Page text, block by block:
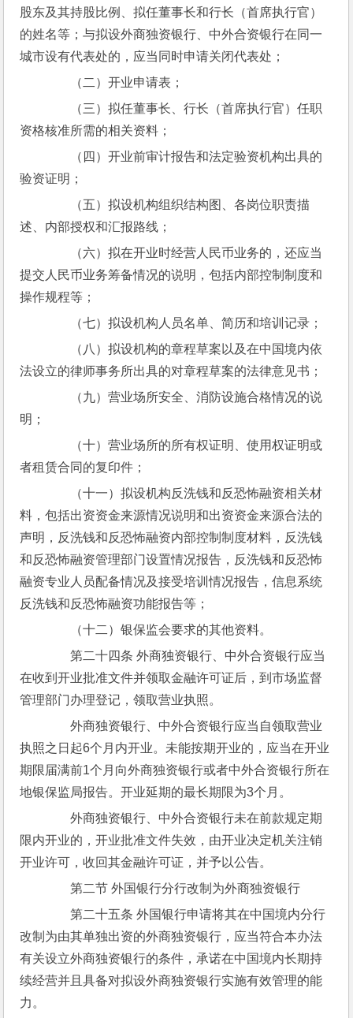
股东及其持股比例、拟任董事长和行长（首席执行官）
的姓名等；与拟设外商独资银行、中外合资银行在同一
城市设有代表处的，应当同时申请关闭代表处；
（二）开业申请表；
（三）拟任董事长、行长（首席执行官）任职
资格核准所需的相关资料；
（四）开业前审计报告和法定验资机构出具的
验资证明；
（五）拟设机构组织结构图、各岗位职责描
述、内部授权和汇报路线；
（六）拟在开业时经营人民币业务的，还应当
提交人民币业务筹备情况的说明，包括内部控制制度和
操作规程等；
（七）拟设机构人员名单、简历和培训记录；
（八）拟设机构的章程草案以及在中国境内依
法设立的律师事务所出具的对章程草案的法律意见书；
（九）营业场所安全、消防设施合格情况的说
明；
（十）营业场所的所有权证明、使用权证明或
者租赁合同的复印件；
（十一）拟设机构反洗钱和反恐怖融资相关材
料，包括出资资金来源情况说明和出资资金来源合法的
声明，反洗钱和反恐怖融资内部控制制度材料，反洗钱
和反恐怖融资管理部门设置情况报告，反洗钱和反恐怖
融资专业人员配备情况及接受培训情况报告，信息系统
反洗钱和反恐怖融资功能报告等；
（十二）银保监会要求的其他资料。
第二十四条 外商独资银行、中外合资银行应当
在收到开业批准文件并领取金融许可证后，到市场监督
管理部门办理登记，领取营业执照。
外商独资银行、中外合资银行应当自领取营业
执照之日起6个月内开业。未能按期开业的，应当在开业
期限届满前1个月向外商独资银行或者中外合资银行所在
地银保监局报告。开业延期的最长期限为3个月。
外商独资银行、中外合资银行未在前款规定期
限内开业的，开业批准文件失效，由开业决定机关注销
开业许可，收回其金融许可证，并予以公告。
第二节 外国银行分行改制为外商独资银行
第二十五条 外国银行申请将其在中国境内分行
改制为由其单独出资的外商独资银行，应当符合本办法
有关设立外商独资银行的条件，承诺在中国境内长期持
续经营并且具备对拟设外商独资银行实施有效管理的能
力。